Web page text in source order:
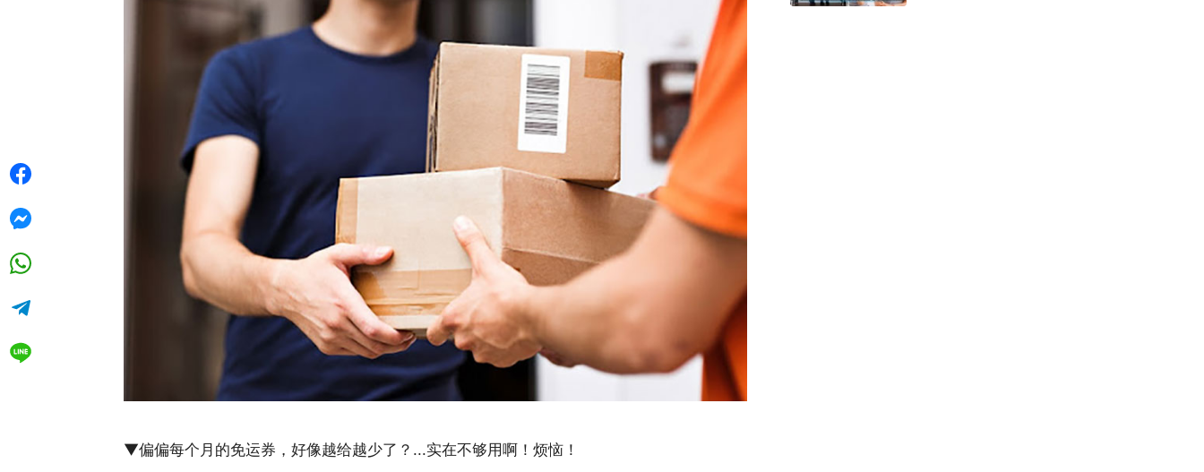
▼偏偏每个月的免运券，好像越给越少了？...实在不够用啊！烦恼！